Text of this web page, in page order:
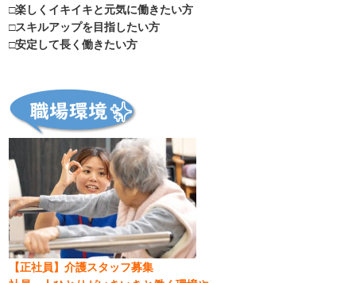
□楽しくイキイキと元気に働きたい方
□スキルアップを目指したい方
□安定して長く働きたい方
【正社員】介護スタッフ募集